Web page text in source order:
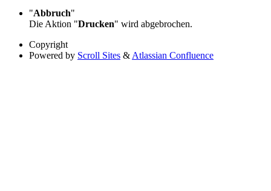
"Abbruch"
Die Aktion "Drucken" wird abgebrochen.
Copyright
Powered by Scroll Sites & Atlassian Confluence